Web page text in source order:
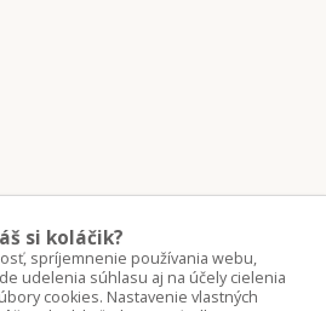
si koláčik?
spríjemnenie používania webu,
udelenia súhlasu aj na účely cielenia
cookies. Nastavenie vlastných